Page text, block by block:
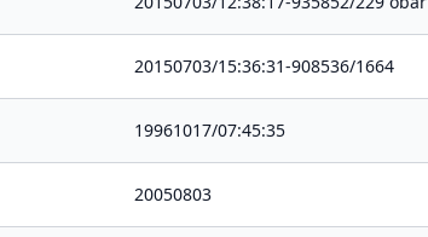
20150703/15:36:31-908536/1664
19961017/07:45:35
20050803